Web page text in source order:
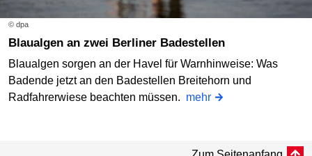
© dpa
Blaualgen an zwei Berliner Badestellen
Blaualgen sorgen an der Havel für Warnhinweise: Was
Badende jetzt an den Badestellen Breitehorn und
Radfahrerwiese beachten müssen. mehr